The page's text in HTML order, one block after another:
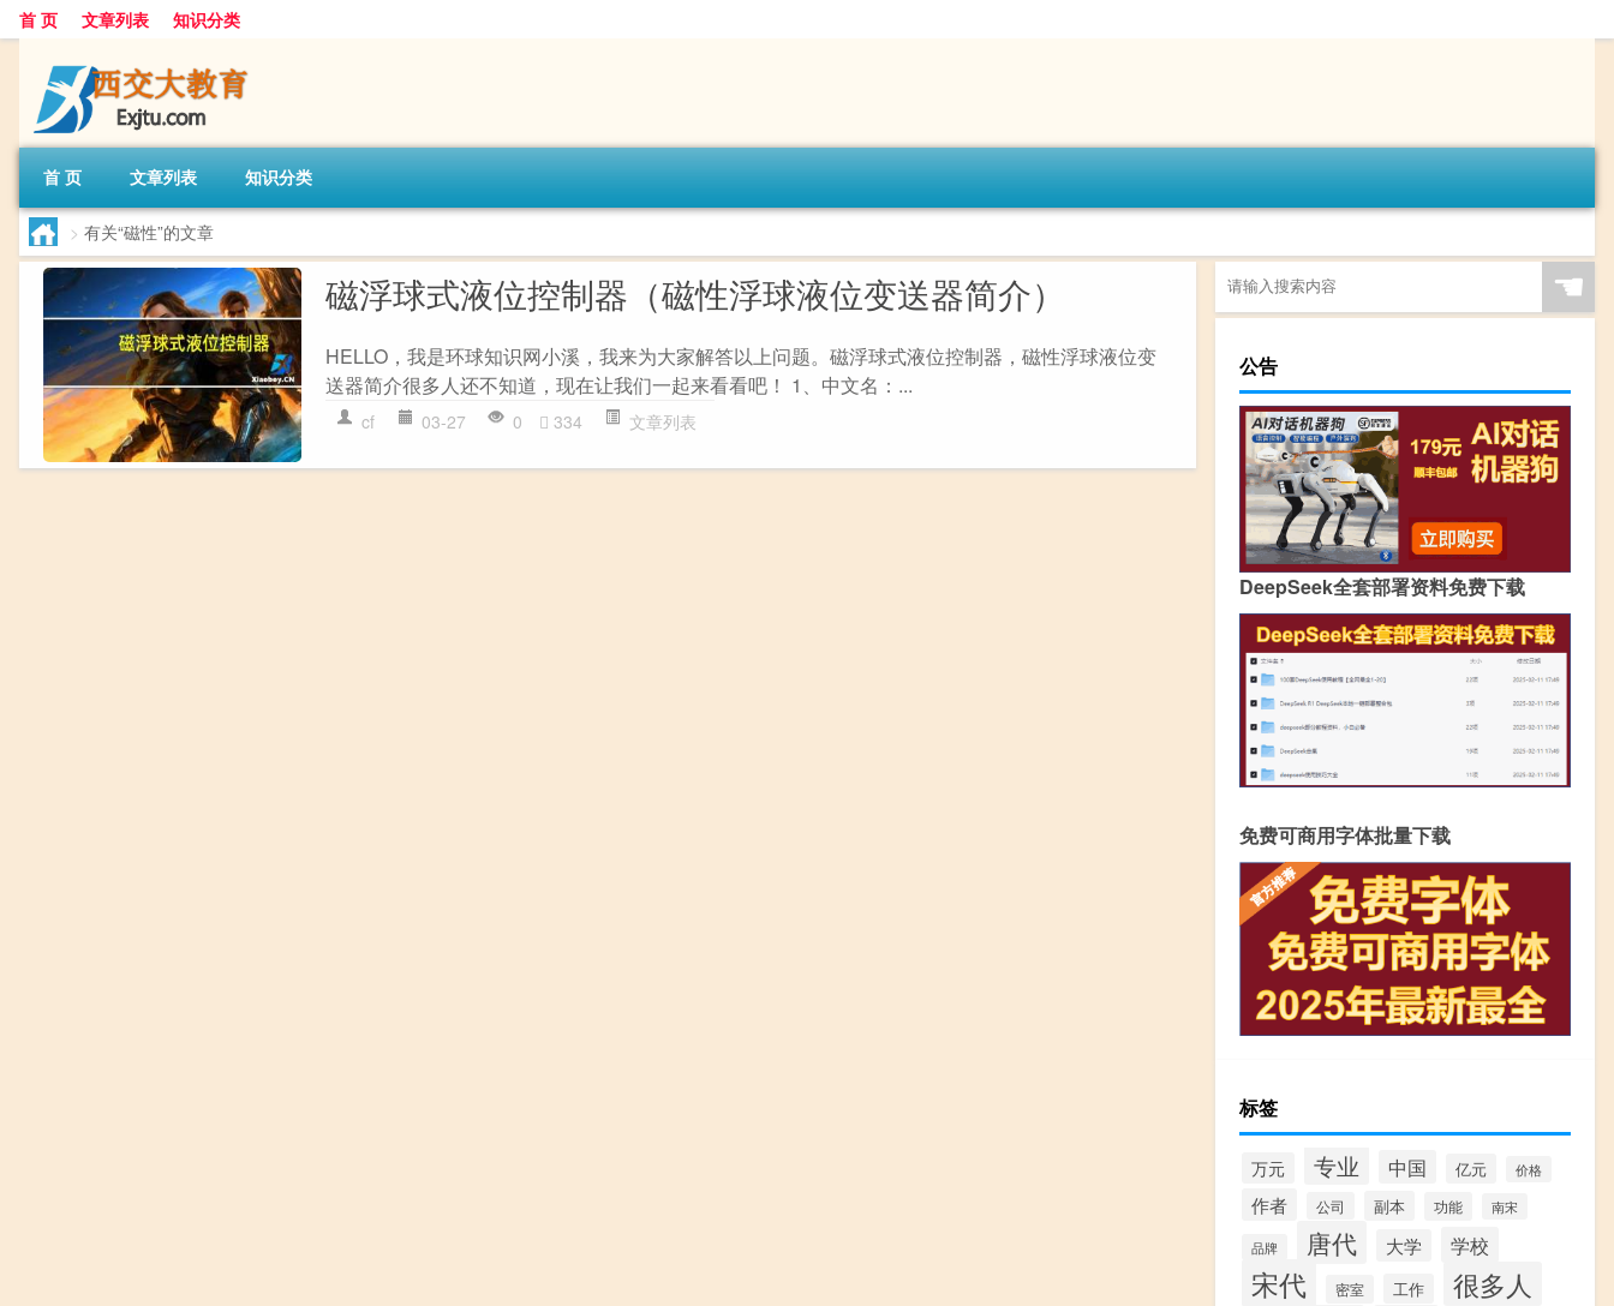
首 页 文章列表 知识分类
首 页 文章列表 知识分类
> 有关“磁性”的文章
磁浮球式液位控制器（磁性浮球液位变送器简介）
HELLO，我是环球知识网小溪，我来为大家解答以上问题。磁浮球式液位控制器，磁性浮球液位变
送器简介很多人还不知道，现在让我们一起来看看吧！ 1、中文名：...
cf 03-27 0 334 文章列表
☚
公告
DeepSeek全套部署资料免费下载
免费可商用字体批量下载
标签
万元 专业 中国 亿元 价格
作者 公司 副本 功能 南宋
品牌 唐代 大学 学校
宋代 密室 工作 很多人